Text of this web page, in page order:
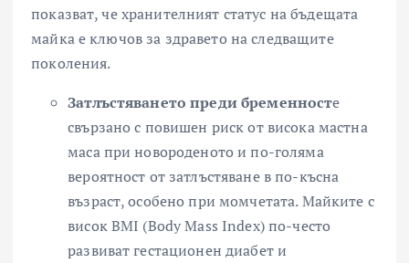
показват, че хранителният статус на бъдещата
майка е ключов за здравето на следващите
поколения.
Затлъстяването преди бременносте
свързано с повишен риск от висока мастна
маса при новороденото и по-голяма
вероятност от затлъстяване в по-късна
възраст, особено при момчетата. Майките с
висок BMI (Body Mass Index) по-често
развиват гестационен диабет и